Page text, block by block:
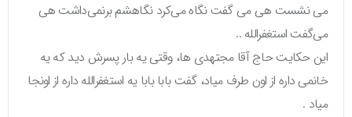
می نشست هی می گفت نگاه می‌کرد نگاهشم برنمی‌داشت هی
می‌گفت استغفرالله ..
این حکایت حاج آقا مجتهدی ها، وقتی یه بار پسرش دید که یه
خانمی داره از اون طرف میاد، گفت بابا بابا یه استغفرالله داره از اونجا
میاد .